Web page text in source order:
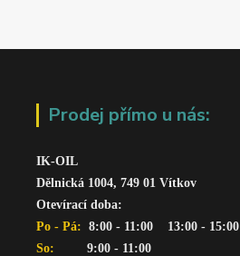
Prodej přímo u nás:
IK-OIL
Dělnická 1004, 749 01 Vítkov
Otevírací doba:
Po - Pá: 8:00 - 11:00    13:00 - 15:00
So:
      9:00 - 11:00